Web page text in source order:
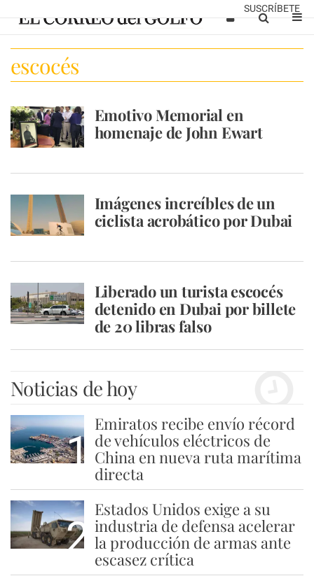
SUSCRÍBETE
escocés
Emotivo Memorial en
homenaje de John Ewart
Imágenes increíbles de un
ciclista acrobático por Dubai
Liberado un turista escocés
detenido en Dubai por billete
de 20 libras falso
Noticias de hoy
1
Emiratos recibe envío récord
de vehículos eléctricos de
China en nueva ruta marítima
directa
2
Estados Unidos exige a su
industria de defensa acelerar
la producción de armas ante
escasez crítica